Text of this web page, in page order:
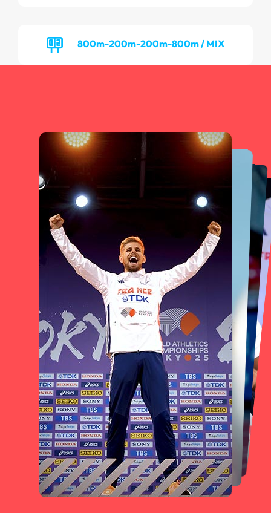
800m-200m-200m-800m / MIX